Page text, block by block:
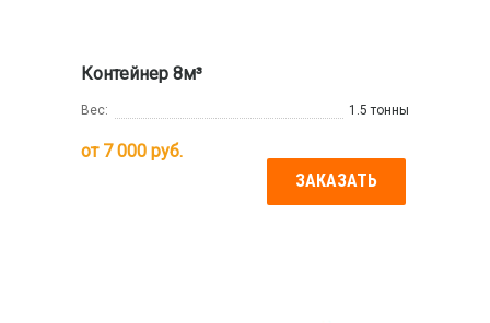
Контейнер 8м³
Вес: 1.5 тонны
от 7 000 руб.
ЗАКАЗАТЬ